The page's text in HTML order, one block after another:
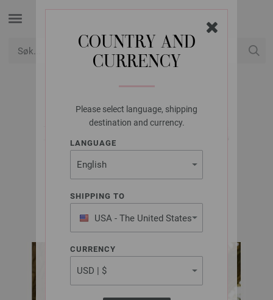
COUNTRY AND
CURRENCY
Please select language, shipping
destination and currency.
LANGUAGE
SHIPPING TO
USA - The United States
of America
CURRENCY
LANA GROSSA
DAME LUE VINTAGE
CHUNKY
Merino Edition No. 4 | Modell 35